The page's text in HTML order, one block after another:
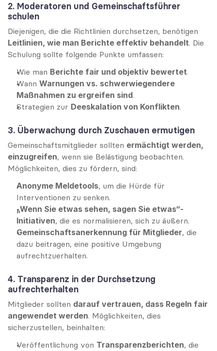
2. Moderatoren und Gemeinschaftsführer
schulen
Leitlinien, wie man Berichte effektiv behandelt. Die
Schulung sollte folgende Punkte umfassen:
Wie man Berichte fair und objektiv bewertet.
Wann Warnungen vs. schwerwiegendere
Maßnahmen zu ergreifen sind.
Strategien zur Deeskalation von Konflikten.
3. Überwachung durch Zuschauen ermutigen
Gemeinschaftsmitglieder sollten ermächtigt werden,
einzugreifen, wenn sie Belästigung beobachten.
Möglichkeiten, dies zu fördern, sind:
Anonyme Meldetools, um die Hürde für
Interventionen zu senken.
„Wenn Sie etwas sehen, sagen Sie etwas“-
Initiativen, die es normalisieren, sich zu äußern.
Gemeinschaftsanerkennung für Mitglieder, die
dazu beitragen, eine positive Umgebung
aufrechtzuerhalten.
4. Transparenz in der Durchsetzung
aufrechterhalten
Mitglieder sollten darauf vertrauen, dass Regeln fair
angewendet werden. Möglichkeiten, dies
sicherzustellen, beinhalten:
Veröffentlichung von Transparenzberichten, die